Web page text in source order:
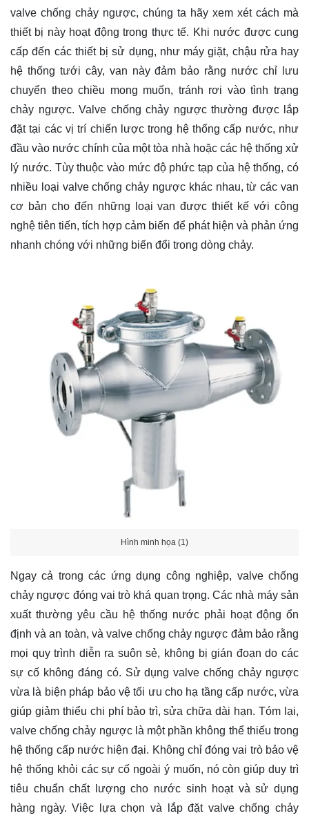
valve chống chảy ngược, chúng ta hãy xem xét cách mà
thiết bị này hoạt động trong thực tế. Khi nước được cung
cấp đến các thiết bị sử dụng, như máy giặt, chậu rửa hay
hệ thống tưới cây, van này đảm bảo rằng nước chỉ lưu
chuyển theo chiều mong muốn, tránh rơi vào tình trạng
chảy ngược. Valve chống chảy ngược thường được lắp
đặt tại các vị trí chiến lược trong hệ thống cấp nước, như
đầu vào nước chính của một tòa nhà hoặc các hệ thống xử
lý nước. Tùy thuộc vào mức độ phức tạp của hệ thống, có
nhiều loại valve chống chảy ngược khác nhau, từ các van
cơ bản cho đến những loại van được thiết kế với công
nghệ tiên tiến, tích hợp cảm biến để phát hiện và phản ứng
nhanh chóng với những biến đổi trong dòng chảy.
Hình minh họa (1)
Ngay cả trong các ứng dụng công nghiệp, valve chống
chảy ngược đóng vai trò khá quan trọng. Các nhà máy sản
xuất thường yêu cầu hệ thống nước phải hoạt động ổn
định và an toàn, và valve chống chảy ngược đảm bảo rằng
mọi quy trình diễn ra suôn sẻ, không bị gián đoạn do các
sự cố không đáng có. Sử dụng valve chống chảy ngược
vừa là biện pháp bảo vệ tối ưu cho hạ tầng cấp nước, vừa
giúp giảm thiểu chi phí bảo trì, sửa chữa dài hạn. Tóm lại,
valve chống chảy ngược là một phần không thể thiếu trong
hệ thống cấp nước hiện đại. Không chỉ đóng vai trò bảo vệ
hệ thống khỏi các sự cố ngoài ý muốn, nó còn giúp duy trì
tiêu chuẩn chất lượng cho nước sinh hoạt và sử dụng
hàng ngày. Việc lựa chọn và lắp đặt valve chống chảy